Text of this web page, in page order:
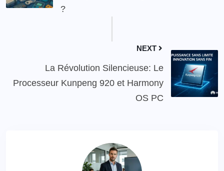
?
NEXT
La Révolution Silencieuse: Le
Processeur Kunpeng 920 et Harmony
OS PC